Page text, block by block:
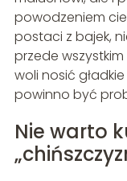
powodzeniem
postaci z bajek,
przede wszystkim
woli nosić
powinno być
Nie warto